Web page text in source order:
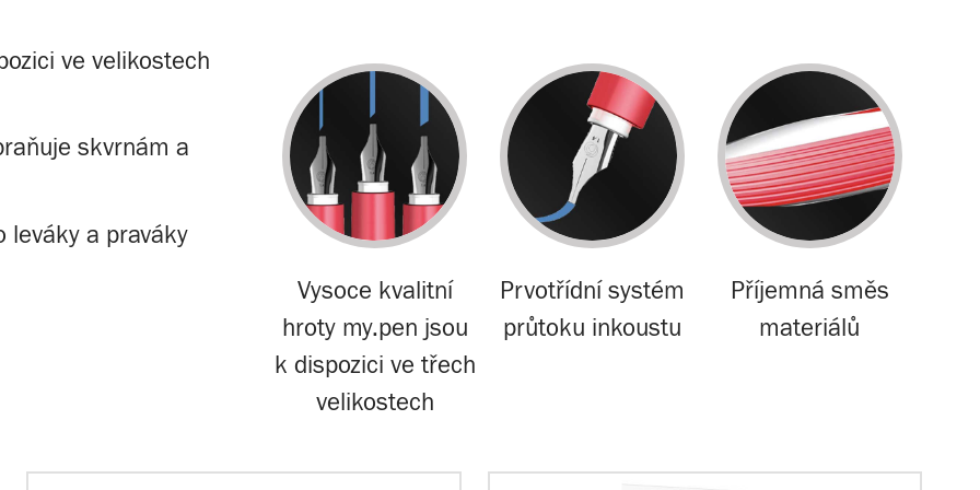
ve velikostech
skvrnám a
leváky a praváky
Vysoce kvalitní
hroty my.pen jsou
k dispozici ve třech
velikostech
Prvotřídní systém
průtoku inkoustu
Příjemná směs
materiálů